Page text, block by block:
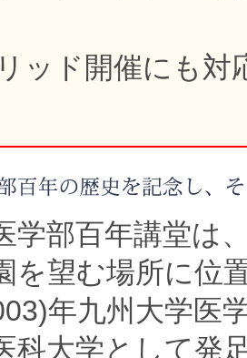
ッド開催にも対
学部百年講堂は
を望む場所に位
年九州大学医
科大学として発